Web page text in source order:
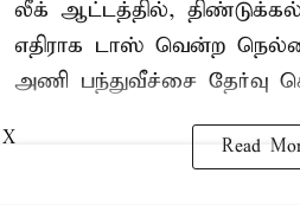
லீக் ஆட்டத்தில்,
எதிராக டாஸ் வென்ற
அணி பந்துவீச்சை தேர்வு
Read
X